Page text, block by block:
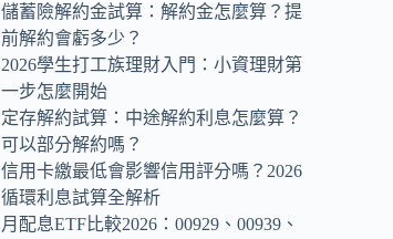
儲蓄險解約金試算：解約金怎麼算？提
前解約會虧多少？
2026學生打工族理財入門：小資理財第
一步怎麼開始
定存解約試算：中途解約利息怎麼算？
可以部分解約嗎？
信用卡繳最低會影響信用評分嗎？2026
循環利息試算全解析
月配息ETF比較2026：00929、00939、